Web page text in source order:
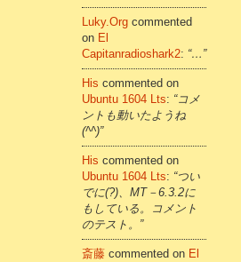
Luky.org commented
on El
Capitanradioshark2: “…”
His commented on
Ubuntu 1604 Lts: “コメ
ントも動いたようね
(^^)”
His commented on
Ubuntu 1604 Lts: “つい
でに(?)、MT－6.3.2に
もしている。コメント
のテスト。”
斎藤 commented on El